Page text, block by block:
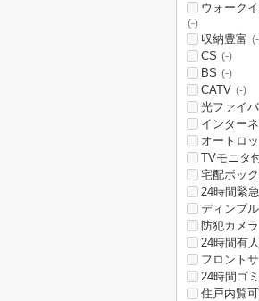
ウォーク
(-)
収納豊富
CS (-)
BS (-)
CATV (-)
光ファイ
インター
オートロ
TVモニタ
宅配ボッ
24時間緊
ディンプ
防犯カメラ
24時間有
フロント
24時間ゴ
住戸内覧